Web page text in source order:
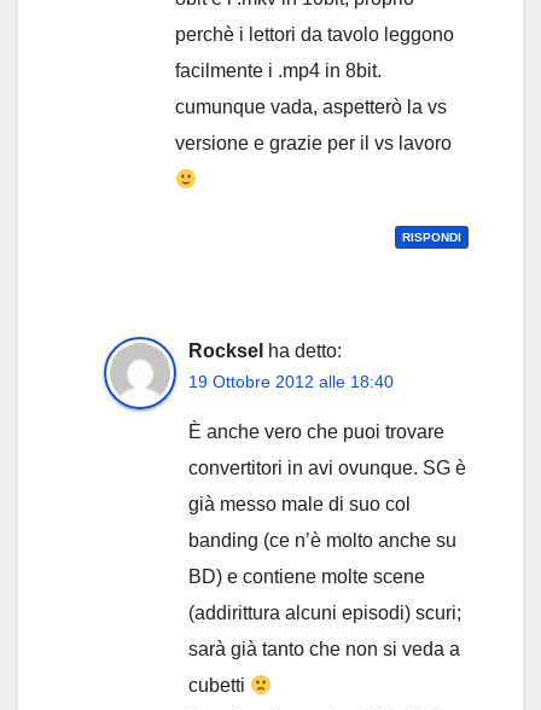
perchè i lettori da tavolo leggono
facilmente i .mp4 in 8bit.
cumunque vada, aspetterò la vs
versione e grazie per il vs lavoro
RISPONDI
Rocksel ha detto:
19 Ottobre 2012 alle 18:40
È anche vero che puoi trovare
convertitori in avi ovunque. SG è
già messo male di suo col
banding (ce n’è molto anche su
BD) e contiene molte scene
(addirittura alcuni episodi) scuri;
sarà già tanto che non si veda a
cubetti